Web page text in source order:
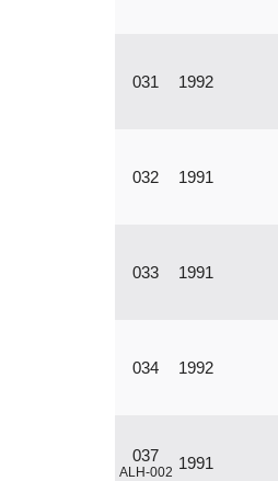
031 1992
032 1991
033 1991
034 1992
037
ALH-002 1991